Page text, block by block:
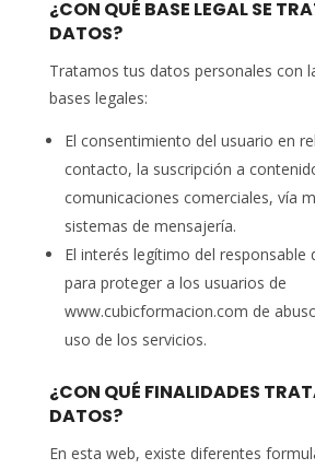
¿CON QUÉ BASE LEGAL SE
DATOS?
Tratamos tus datos personales con
bases legales:
El consentimiento del usuario en
contacto, la suscripción a
comunicaciones comerciales, vía
sistemas de mensajería.
El interés legítimo del responsable
para proteger a los usuarios de
www.cubicformacion.com de
uso de los servicios.
¿CON QUÉ FINALIDADES
DATOS?
En esta web, existe diferentes